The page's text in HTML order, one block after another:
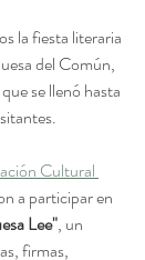
la fiesta literaria
del Común,
se llenó hasta
Cultural
a participar en
Lee", un
firmas,